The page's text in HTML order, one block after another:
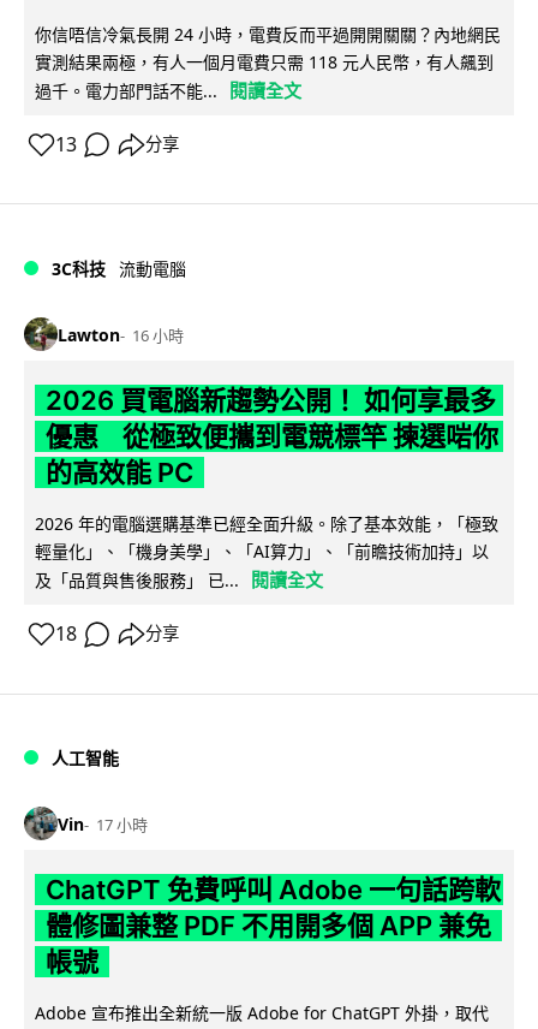
你信唔信冷氣長開 24 小時，電費反而平過開開關關？內地網民
實測結果兩極，有人一個月電費只需 118 元人民幣，有人飆到
過千。電力部門話不能...
閱讀全文
13 分享
3C科技 流動電腦
Lawton 16 小時
2026 買電腦新趨勢公開！ 如何享最多
優惠 從極致便攜到電競標竿 揀選啱你
的高效能 PC
2026 年的電腦選購基準已經全面升級。除了基本效能，「極致
輕量化」、「機身美學」、「AI算力」、「前瞻技術加持」以
及「品質與售後服務」 已...
閱讀全文
18 分享
人工智能
Vin 17 小時
ChatGPT 免費呼叫 Adobe 一句話跨軟
體修圖兼整 PDF 不用開多個 APP 兼免
帳號
Adobe 宣布推出全新統一版 Adobe for ChatGPT 外掛，取代